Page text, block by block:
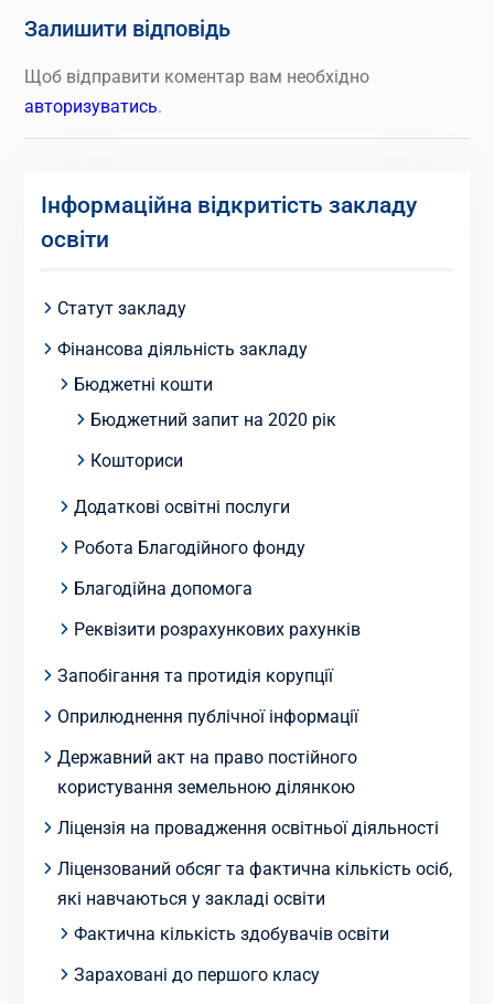
Залишити відповідь
Щоб відправити коментар вам необхідно
авторизуватись.
Інформаційна відкритість закладу
освіти
Статут закладу
Фінансова діяльність закладу
Бюджетні кошти
Бюджетний запит на 2020 рік
Кошториси
Додаткові освітні послуги
Робота Благодійного фонду
Благодійна допомога
Реквізити розрахункових рахунків
Запобігання та протидія корупції
Оприлюднення публічної інформації
Державний акт на право постійного
користування земельною ділянкою
Ліцензія на провадження освітньої діяльності
Ліцензований обсяг та фактична кількість осіб,
які навчаються у закладі освіти
Фактична кількість здобувачів освіти
Зараховані до першого класу